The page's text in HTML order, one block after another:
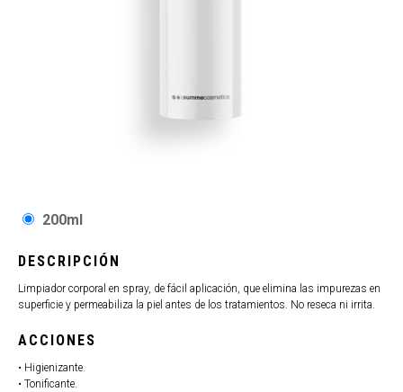
200ml
DESCRIPCIÓN
Limpiador corporal en spray, de fácil aplicación, que elimina las impurezas en
superficie y permeabiliza la piel antes de los tratamientos. No reseca ni irrita.
ACCIONES
• Higienizante.
• Tonificante.